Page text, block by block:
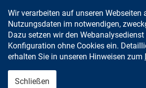
Zum
Wir verarbeiten auf unseren Webseiten
Nutzungsdaten im notwendigen,
Dazu setzen wir den
Konfiguration ohne Cookies ein.
erhalten Sie in unseren Hinweisen zum
Schließen